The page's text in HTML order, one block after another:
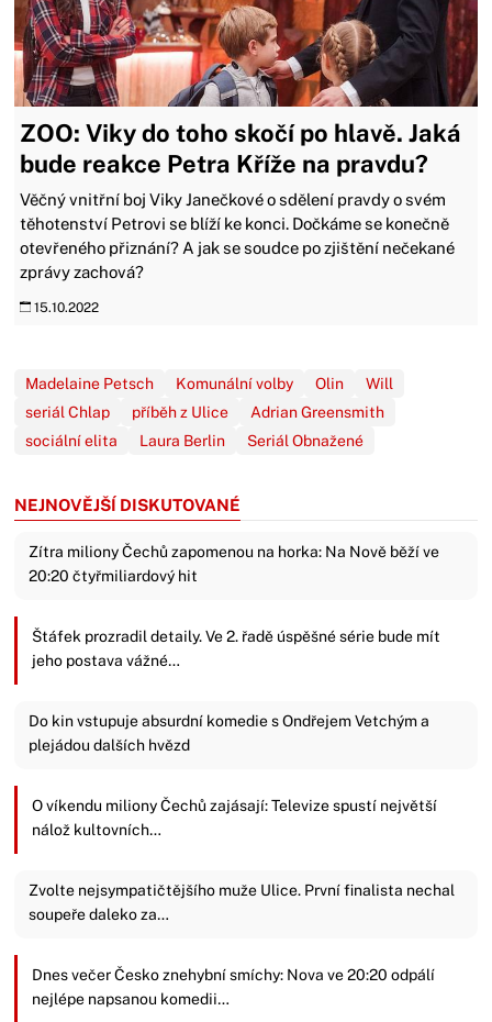
ZOO: Viky do toho skočí po hlavě. Jaká
bude reakce Petra Kříže na pravdu?
Věčný vnitřní boj Viky Janečkové o sdělení pravdy o svém
těhotenství Petrovi se blíží ke konci. Dočkáme se konečně
otevřeného přiznání? A jak se soudce po zjištění nečekané
zprávy zachová?
15.10.2022
Madelaine Petsch Komunální volby Olin
Will
seriál Chlap
příběh z Ulice
Adrian Greensmith
sociální elita
Laura Berlin Seriál Obnažené
NEJNOVĚJŠÍ DISKUTOVANÉ
Zítra miliony Čechů zapomenou na horka: Na Nově běží ve
20:20 čtyřmiliardový hit
Štáfek prozradil detaily. Ve 2. řadě úspěšné série bude mít
jeho postava vážné…
Do kin vstupuje absurdní komedie s Ondřejem Vetchým a
plejádou dalších hvězd
O víkendu miliony Čechů zajásají: Televize spustí největší
nálož kultovních…
Zvolte nejsympatičtějšího muže Ulice. První finalista nechal
soupeře daleko za…
Dnes večer Česko znehybní smíchy: Nova ve 20:20 odpálí
nejlépe napsanou komedii…